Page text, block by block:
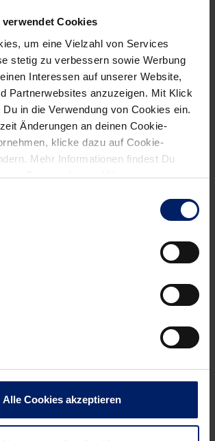
verwendet Cookies
um eine Vielzahl von Services
stetig zu verbessern sowie Werbung
Interessen auf unserer Website,
Partnerwebsites anzuzeigen. Mit Klick
Du in die Verwendung von Cookies ein.
Änderungen an deinen Cookie-
klicke dazu auf Cookie-
Mehr Informationen findest Du
Datenschutzerklärung.
Alle Cookies akzeptieren